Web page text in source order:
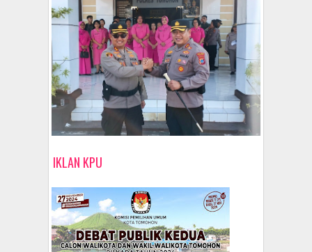
IKLAN KPU